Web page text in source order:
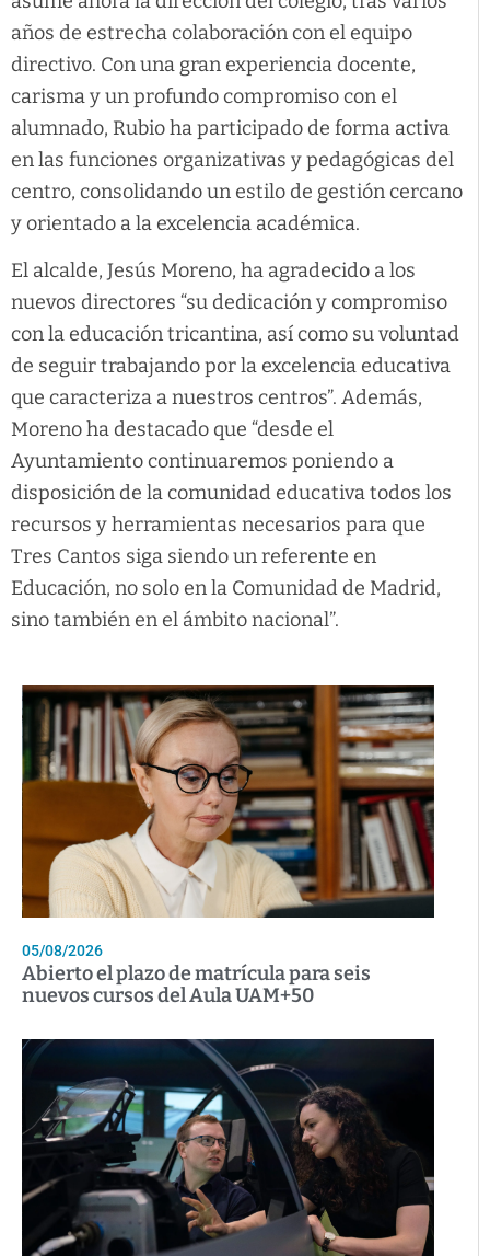
años de estrecha colaboración con el equipo
directivo. Con una gran experiencia docente,
carisma y un profundo compromiso con el
alumnado, Rubio ha participado de forma activa
en las funciones organizativas y pedagógicas del
centro, consolidando un estilo de gestión cercano
y orientado a la excelencia académica.
El alcalde, Jesús Moreno, ha agradecido a los
nuevos directores “su dedicación y compromiso
con la educación tricantina, así como su voluntad
de seguir trabajando por la excelencia educativa
que caracteriza a nuestros centros”. Además,
Moreno ha destacado que “desde el
Ayuntamiento continuaremos poniendo a
disposición de la comunidad educativa todos los
recursos y herramientas necesarios para que
Tres Cantos siga siendo un referente en
Educación, no solo en la Comunidad de Madrid,
sino también en el ámbito nacional”.
05/08/2026
Abierto el plazo de matrícula para seis
nuevos cursos del Aula UAM+50